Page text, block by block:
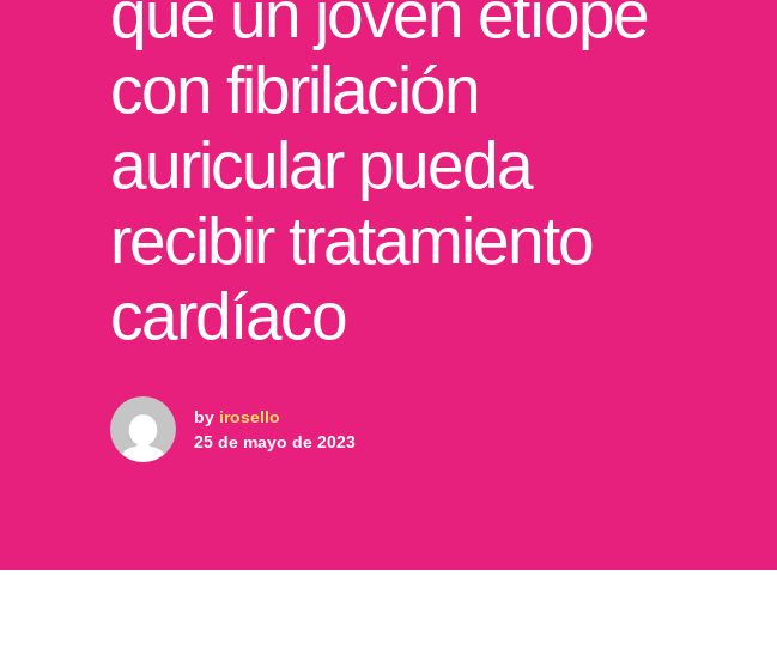
con fibrilación
auricular pueda
recibir tratamiento
cardíaco
by irosello
25 de mayo de 2023